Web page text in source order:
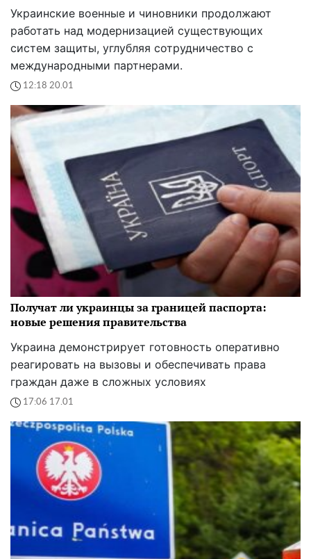
Украинские военные и чиновники продолжают
работать над модернизацией существующих
систем защиты, углубляя сотрудничество с
международными партнерами.
12:18 20.01
Получат ли украинцы за границей паспорта:
новые решения правительства
Украина демонстрирует готовность оперативно
реагировать на вызовы и обеспечивать права
граждан даже в сложных условиях
17:06 17.01